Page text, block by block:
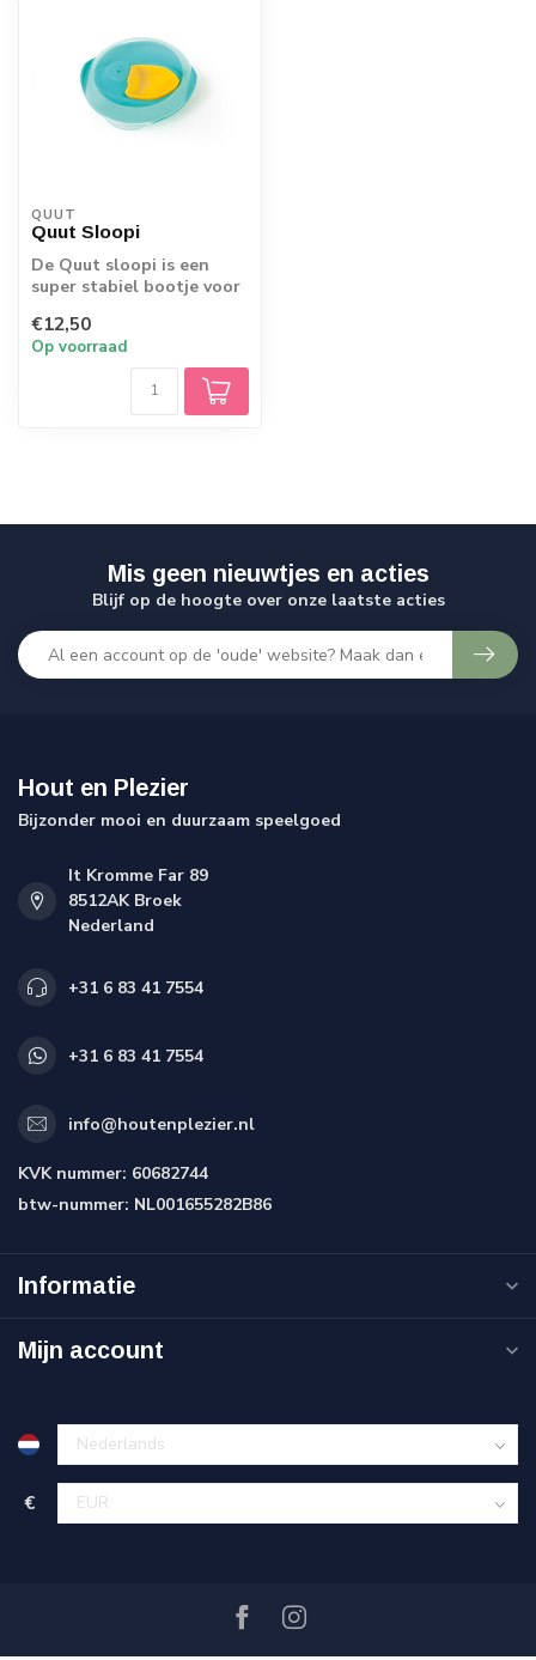
QUUT
Quut Sloopi
De Quut sloopi is een
super stabiel bootje voor
Via de...
€12,50
Op voorraad
Mis geen nieuwtjes en acties
Blijf op de hoogte over onze laatste acties
Hout en Plezier
Bijzonder mooi en duurzaam speelgoed
It Kromme Far 89
8512AK Broek
Nederland
+31 6 83 41 7554
+31 6 83 41 7554
info@houtenplezier.nl
KVK nummer: 60682744
btw-nummer: NL001655282B86
Informatie
Mijn account
€